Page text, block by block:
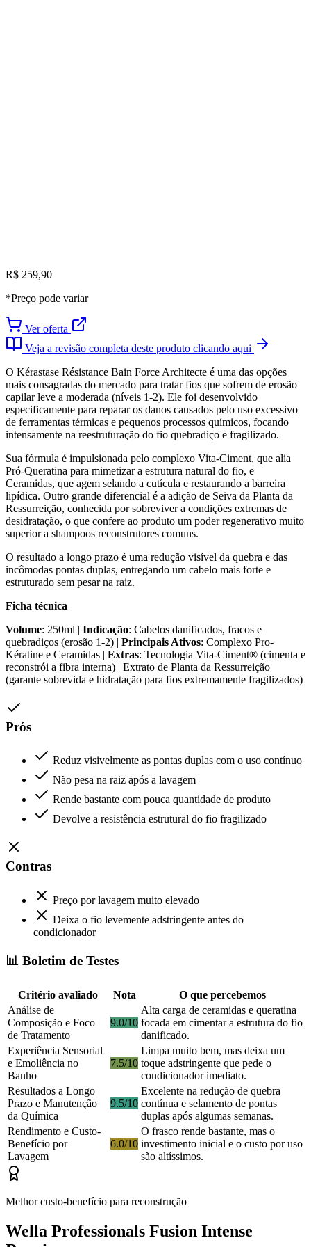
R$ 259,90
*Preço pode variar
Ver oferta
Veja a revisão completa deste produto clicando aqui
O Kérastase Résistance Bain Force Architecte é uma das opções
mais consagradas do mercado para tratar fios que sofrem de erosão
capilar leve a moderada (níveis 1-2). Ele foi desenvolvido
especificamente para reparar os danos causados pelo uso excessivo
de ferramentas térmicas e pequenos processos químicos, focando
intensamente na reestruturação do fio quebradiço e fragilizado.
Sua fórmula é impulsionada pelo complexo Vita-Ciment, que alia
Pró-Queratina para mimetizar a estrutura natural do fio, e
Ceramidas, que agem selando a cutícula e restaurando a barreira
lipídica. Outro grande diferencial é a adição de Seiva da Planta da
Ressurreição, conhecida por sobreviver a condições extremas de
desidratação, o que confere ao produto um poder regenerativo muito
superior a shampoos reconstrutores comuns.
O resultado a longo prazo é uma redução visível da quebra e das
incômodas pontas duplas, entregando um cabelo mais forte e
estruturado sem pesar na raiz.
Ficha técnica
Volume: 250ml | Indicação: Cabelos danificados, fracos e
quebradiços (erosão 1-2) | Principais Ativos: Complexo Pro-
Kératine e Ceramidas | Extras: Tecnologia Vita-Ciment® (cimenta e
reconstrói a fibra interna) | Extrato de Planta da Ressurreição
(garante sobrevida e hidratação para fios extremamente fragilizados)
Prós
Reduz visivelmente as pontas duplas com o uso contínuo
Não pesa na raiz após a lavagem
Rende bastante com pouca quantidade de produto
Devolve a resistência estrutural do fio fragilizado
Contras
Preço por lavagem muito elevado
Deixa o fio levemente adstringente antes do
condicionador
📊 Boletim de Testes
Critério avaliado Nota
O que percebemos
Análise de
Composição e Foco
de Tratamento
9.0/10
Alta carga de ceramidas e queratina
focada em cimentar a estrutura do fio
danificado.
Experiência Sensorial
e Emoliência no
Banho
7.5/10
Limpa muito bem, mas deixa um
toque adstringente que pede o
condicionador imediato.
Resultados a Longo
Prazo e Manutenção
da Química
9.5/10
Excelente na redução de quebra
contínua e selamento de pontas
duplas após algumas semanas.
Rendimento e Custo-
Benefício por
Lavagem
6.0/10
O frasco rende bastante, mas o
investimento inicial e o custo por uso
são altíssimos.
Melhor custo-benefício para reconstrução
Wella Professionals Fusion Intense